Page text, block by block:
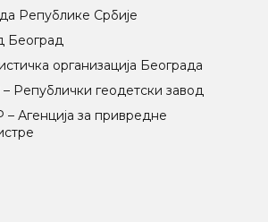
Републике Србије
Београд
организација Београда
– Републички геодетски завод
Агенција за привредне